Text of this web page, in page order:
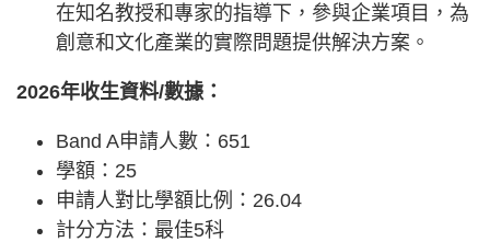
在知名教授和專家的指導下，參與企業項目，為
創意和文化產業的實際問題提供解決方案。
2026年收生資料/數據：
Band A申請人數：651
學額：25
申請人對比學額比例：26.04
計分方法：最佳5科